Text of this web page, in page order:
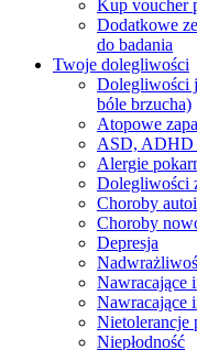
Kup voucher
Dodatkowe
do badania
Twoje dolegliwości
Dolegliwości
bóle brzucha)
Atopowe
ASD, ADHD
Alergie
Dolegliwości
Choroby
Choroby
Depresja
Nawracające
Nawracające
Nietolerancje
Niepłodność